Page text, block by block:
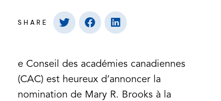
SHARE
e Conseil des académies canadiennes
(CAC) est heureux d’annoncer la
nomination de Mary R. Brooks à la